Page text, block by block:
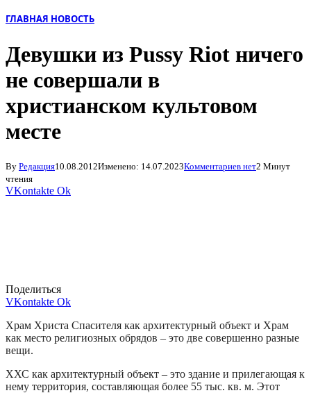
ГЛАВНАЯ НОВОСТЬ
Девушки из Pussy Riot ничего
не совершали в
христианском культовом
месте
By Редакция10.08.2012Изменено: 14.07.2023Комментариев нет2 Минут
чтения
VKontakte Ok
Поделиться
VKontakte Ok
Храм Христа Спасителя как архитектурный объект и Храм
как место религиозных обрядов – это две совершенно разные
вещи.
ХХС как архитектурный объект – это здание и прилегающая к
нему территория, составляющая более 55 тыс. кв. м. Этот